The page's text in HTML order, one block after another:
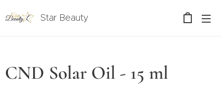
Star Beauty
CND Solar Oil - 15 ml